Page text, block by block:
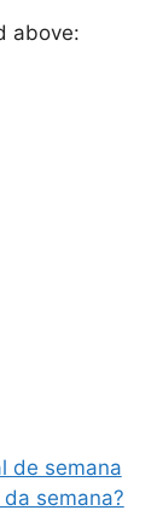
above:
de semana
semana?